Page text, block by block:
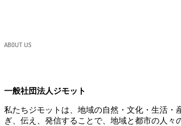
ABOUT US
一般社団法人ジモット
私たちジモットは、地域の自然・文化・生活
ぎ、伝え、発信することで、地域と都市の人々